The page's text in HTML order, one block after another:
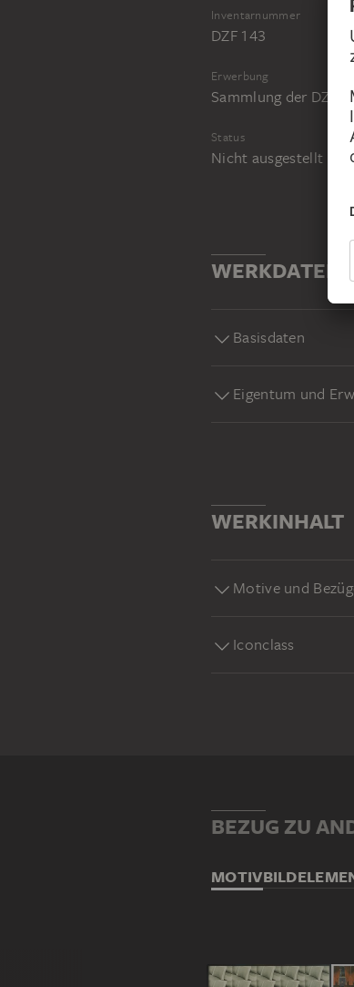
Inventarnummer
DZF 143
Erwerbung
Sammlung der DZ
Status
Nicht ausgestellt
WERKDATEN
Basisdaten
Eigentum und
WERKINHALT
Motive und
Iconclass
BEZUG ZU
MOTIV